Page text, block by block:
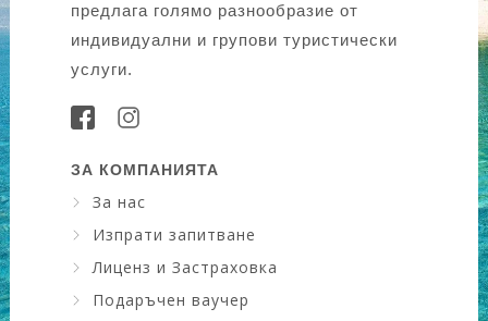
предлага голямо разнообразие от
индивидуални и групови туристически
услуги.
ЗА КОМПАНИЯТА
За нас
Изпрати запитване
Лиценз и Застраховка
Подаръчен ваучер